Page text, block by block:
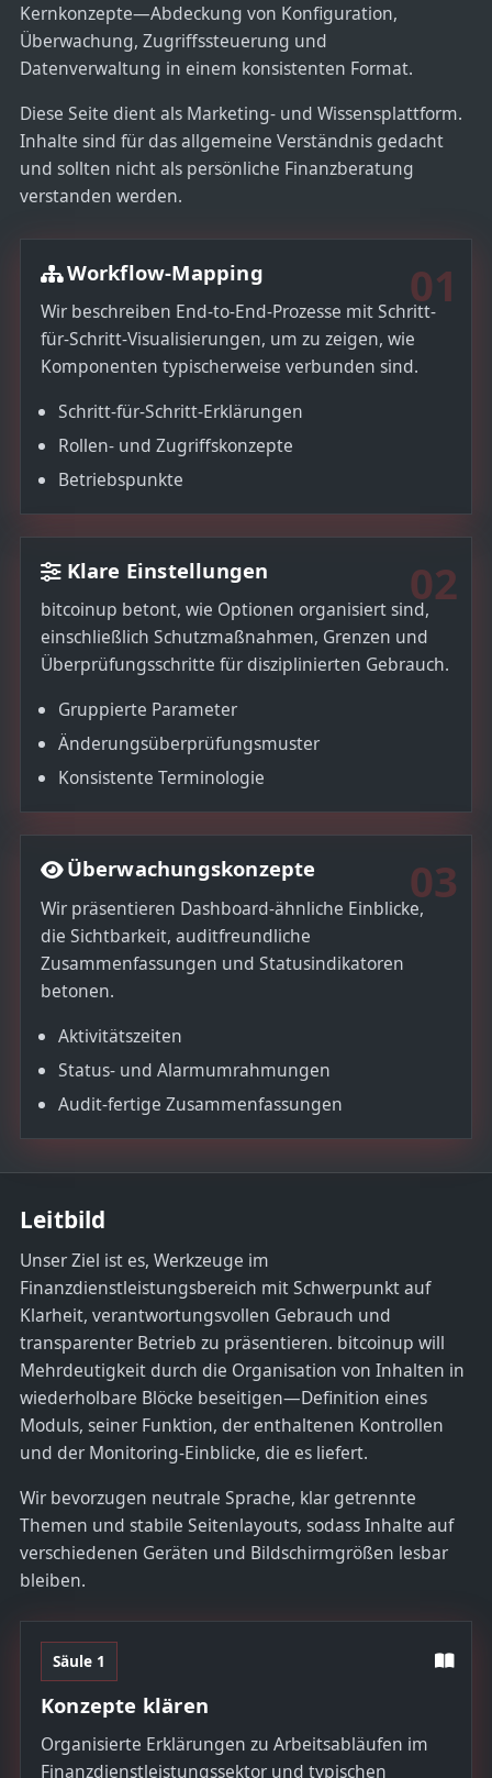
Kernkonzepte—Abdeckung von Konfiguration,
Überwachung, Zugriffssteuerung und
Datenverwaltung in einem konsistenten Format.
Diese Seite dient als Marketing- und Wissensplattform.
Inhalte sind für das allgemeine Verständnis gedacht
und sollten nicht als persönliche Finanzberatung
verstanden werden.
01
Workflow-Mapping
Wir beschreiben End-to-End-Prozesse mit Schritt-
für-Schritt-Visualisierungen, um zu zeigen, wie
Komponenten typischerweise verbunden sind.
Schritt-für-Schritt-Erklärungen
Rollen- und Zugriffskonzepte
Betriebspunkte
02
Klare Einstellungen
bitcoinup betont, wie Optionen organisiert sind,
einschließlich Schutzmaßnahmen, Grenzen und
Überprüfungsschritte für disziplinierten Gebrauch.
Gruppierte Parameter
Änderungsüberprüfungsmuster
Konsistente Terminologie
03
Überwachungskonzepte
Wir präsentieren Dashboard-ähnliche Einblicke,
die Sichtbarkeit, auditfreundliche
Zusammenfassungen und Statusindikatoren
betonen.
Aktivitätszeiten
Status- und Alarmumrahmungen
Audit-fertige Zusammenfassungen
Leitbild
Unser Ziel ist es, Werkzeuge im
Finanzdienstleistungsbereich mit Schwerpunkt auf
Klarheit, verantwortungsvollen Gebrauch und
transparenter Betrieb zu präsentieren. bitcoinup will
Mehrdeutigkeit durch die Organisation von Inhalten in
wiederholbare Blöcke beseitigen—Definition eines
Moduls, seiner Funktion, der enthaltenen Kontrollen
und der Monitoring-Einblicke, die es liefert.
Wir bevorzugen neutrale Sprache, klar getrennte
Themen und stabile Seitenlayouts, sodass Inhalte auf
verschiedenen Geräten und Bildschirmgrößen lesbar
bleiben.
Säule 1
Konzepte klären
Organisierte Erklärungen zu Arbeitsabläufen im
Finanzdienstleistungssektor und typischen